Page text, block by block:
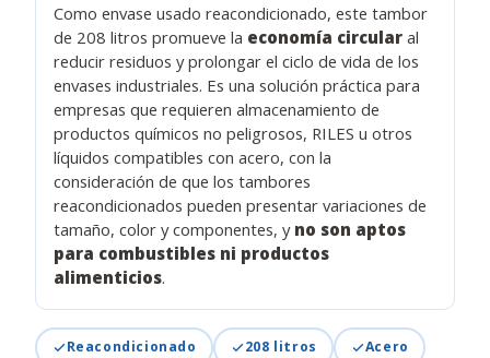
Como envase usado reacondicionado, este tambor
de 208 litros promueve la economía circular al
reducir residuos y prolongar el ciclo de vida de los
envases industriales. Es una solución práctica para
empresas que requieren almacenamiento de
productos químicos no peligrosos, RILES u otros
líquidos compatibles con acero, con la
consideración de que los tambores
reacondicionados pueden presentar variaciones de
tamaño, color y componentes, y no son aptos
para combustibles ni productos
alimenticios.
Reacondicionado 208 litros Acero